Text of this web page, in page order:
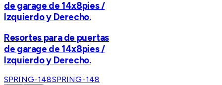
de garage de 14x8pies /
Izquierdo y Derecho.
Resortes para de puertas
de garage de 14x8pies /
Izquierdo y Derecho.
SPRING-148SPRING-148